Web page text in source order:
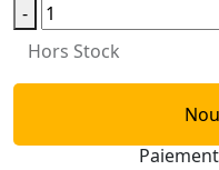
-
Hors Stock